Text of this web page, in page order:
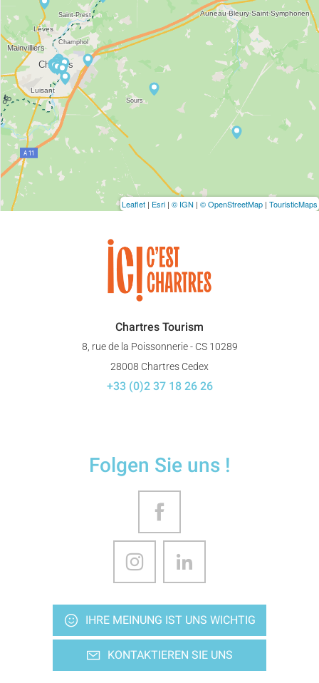
Leaflet | Esri | © IGN | © OpenStreetMap | TouristicMaps
Chartres Tourism
8, rue de la Poissonnerie - CS 10289
28008 Chartres Cedex
+33 (0)2 37 18 26 26
Folgen Sie uns !
IHRE MEINUNG IST UNS WICHTIG
KONTAKTIEREN SIE UNS